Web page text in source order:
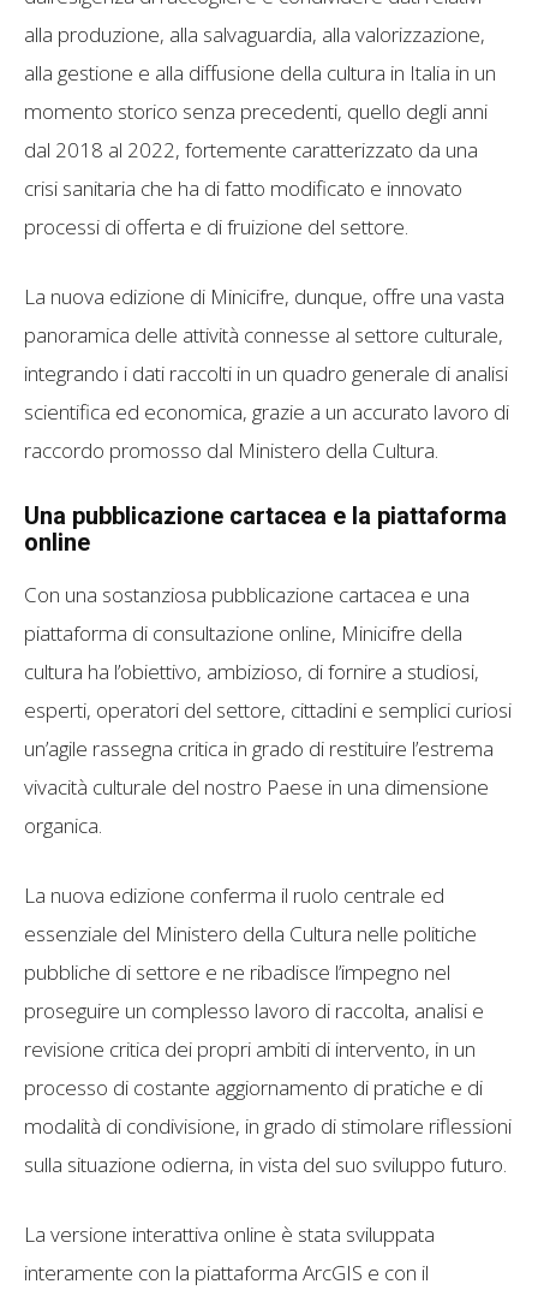
alla produzione, alla salvaguardia, alla valorizzazione,
alla gestione e alla diffusione della cultura in Italia in un
momento storico senza precedenti, quello degli anni
dal 2018 al 2022, fortemente caratterizzato da una
crisi sanitaria che ha di fatto modificato e innovato
processi di offerta e di fruizione del settore.
La nuova edizione di Minicifre, dunque, offre una vasta
panoramica delle attività connesse al settore culturale,
integrando i dati raccolti in un quadro generale di analisi
scientifica ed economica, grazie a un accurato lavoro di
raccordo promosso dal Ministero della Cultura.
Una pubblicazione cartacea e la piattaforma
online
Con una sostanziosa pubblicazione cartacea e una
piattaforma di consultazione online, Minicifre della
cultura ha l’obiettivo, ambizioso, di fornire a studiosi,
esperti, operatori del settore, cittadini e semplici curiosi
un’agile rassegna critica in grado di restituire l’estrema
vivacità culturale del nostro Paese in una dimensione
organica.
La nuova edizione conferma il ruolo centrale ed
essenziale del Ministero della Cultura nelle politiche
pubbliche di settore e ne ribadisce l’impegno nel
proseguire un complesso lavoro di raccolta, analisi e
revisione critica dei propri ambiti di intervento, in un
processo di costante aggiornamento di pratiche e di
modalità di condivisione, in grado di stimolare riflessioni
sulla situazione odierna, in vista del suo sviluppo futuro.
La versione interattiva online è stata sviluppata
interamente con la piattaforma ArcGIS e con il